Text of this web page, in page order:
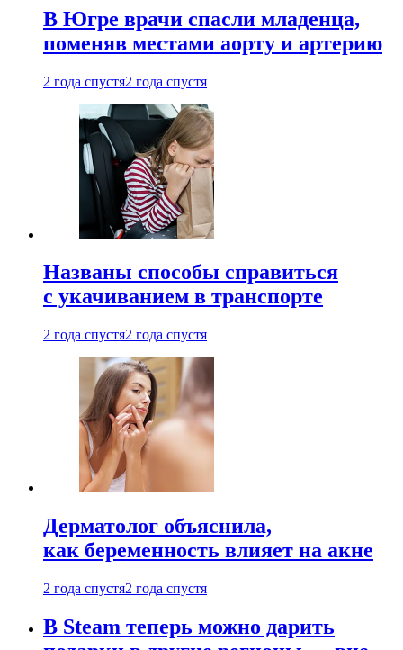
В Югре врачи спасли младенца,
поменяв местами аорту и артерию
2 года спустя2 года спустя
Названы способы справиться
с укачиванием в транспорте
2 года спустя2 года спустя
Дерматолог объяснила,
как беременность влияет на акне
2 года спустя2 года спустя
В Steam теперь можно дарить